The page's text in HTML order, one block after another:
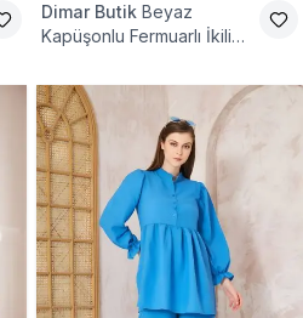
Dimar Butik Beyaz
Kapüşonlu Fermuarlı İkili